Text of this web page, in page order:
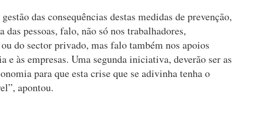
das consequências destas medidas de prevenção,
das pessoas, falo, não só nos trabalhadores,
do sector privado, mas falo também nos apoios
e às empresas. Uma segunda iniciativa, deverão ser as
para que esta crise que se adivinha tenha o
apontou.